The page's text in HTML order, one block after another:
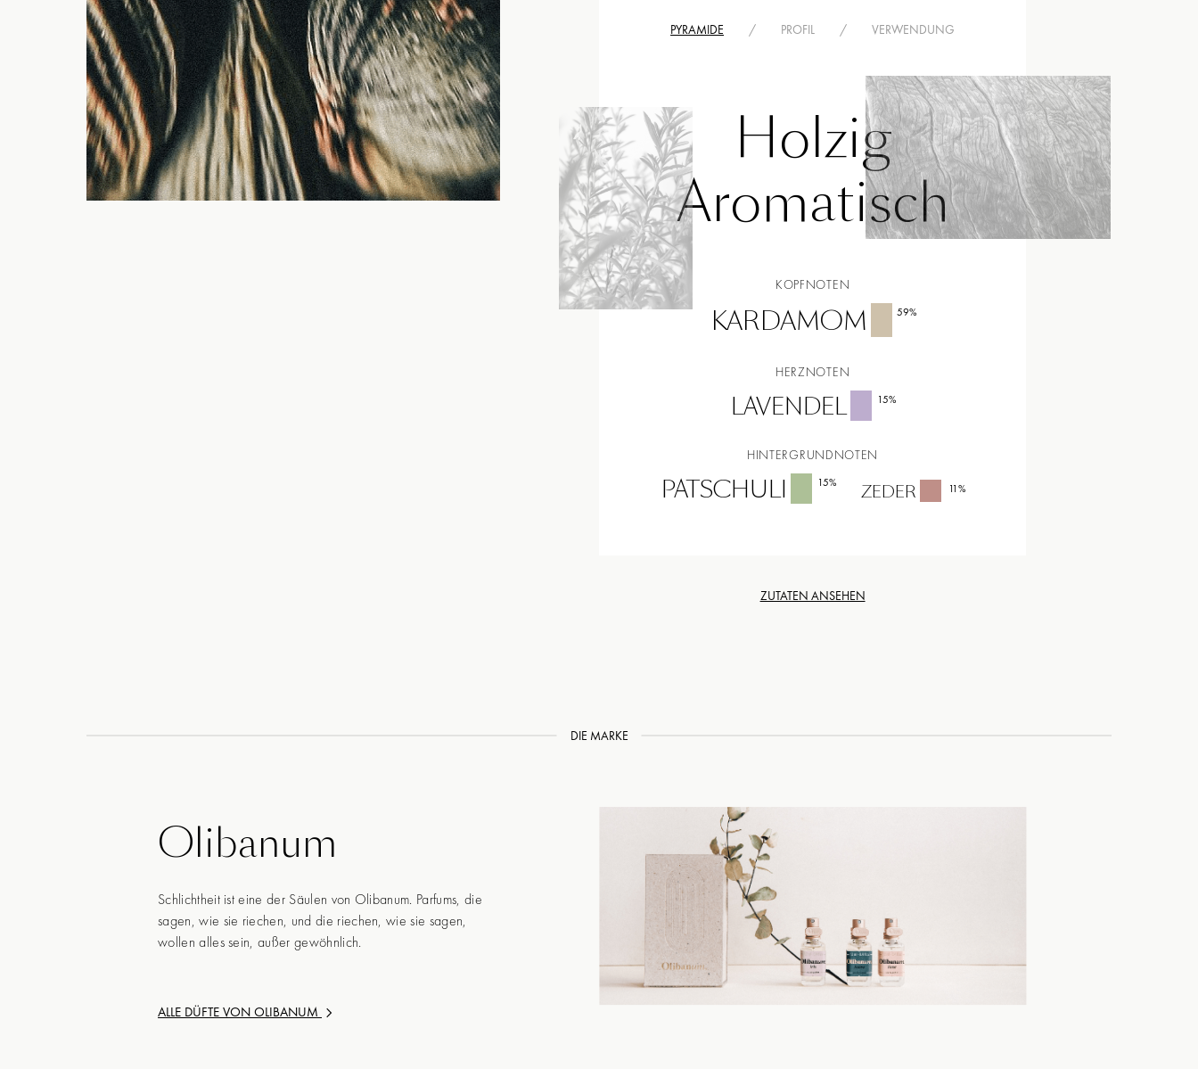
PYRAMIDE / PROFIL / VERWENDUNG
Holzig
Aromatisch
KOPFNOTEN
KARDAMOM 59%
HERZNOTEN
LAVENDEL 15%
HINTERGRUNDNOTEN
PATSCHULI 15% ZEDER 11%
ZUTATEN ANSEHEN
DIE MARKE
Olibanum
Schlichtheit ist eine der Säulen von Olibanum. Parfums, die
sagen, wie sie riechen, und die riechen, wie sie sagen,
wollen alles sein, außer gewöhnlich.
ALLE DÜFTE VON OLIBANUM